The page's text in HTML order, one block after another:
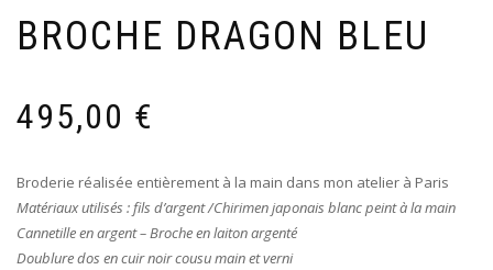
BROCHE DRAGON BLEU
495,00 €
Broderie réalisée entièrement à la main dans mon atelier à Paris
Matériaux utilisés : fils d’argent /Chirimen japonais blanc peint à la main
Cannetille en argent– Broche en laiton argenté
Doublure dos en cuir noir cousu main et verni